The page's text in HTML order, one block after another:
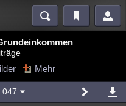
Videos
Mehr